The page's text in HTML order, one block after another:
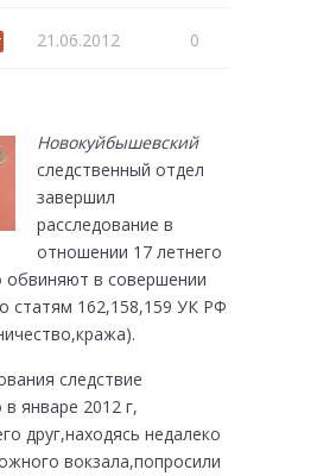
21.06.2012 0
Новокуйбышевский
следственный отдел
завершил
расследование в
отношении 17 летнего
обвиняют в совершении
статям 162,158,159 УК РФ
следствие
январе 2012 г,
друг,находясь недалеко
вокзала,попросили